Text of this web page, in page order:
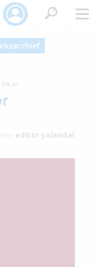
editor yolandal